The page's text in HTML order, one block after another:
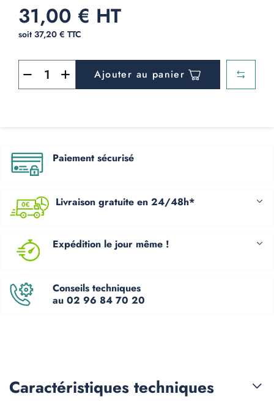
31,00 € HT
soit 37,20 € TTC
Ajouter au panier
Paiement sécurisé
Livraison gratuite en 24/48h*
Expédition le jour même !
Conseils techniques
au 02 96 84 70 20
Caractéristiques techniques